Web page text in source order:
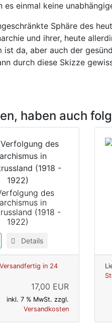
einmal keine
Sphäre des
und ihrer, heute
da, aber auch der
durch diese Skizze
haben auch
des
in
(1918 -
1922)
Details
Versandfertig in 24
17,00 EUR
inkl. 7 % MwSt. zzgl.
Versandkosten